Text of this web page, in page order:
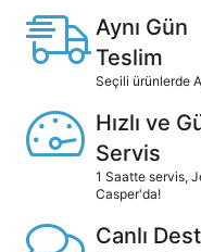
Aynı Gün
Teslim
Seçili ürünlerde
Hızlı ve
Servis
1 Saatte servis,
Casper'da!
Canlı